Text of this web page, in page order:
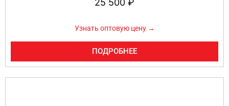
25 500 ₽
Узнать оптовую цену →
ПОДРОБНЕЕ